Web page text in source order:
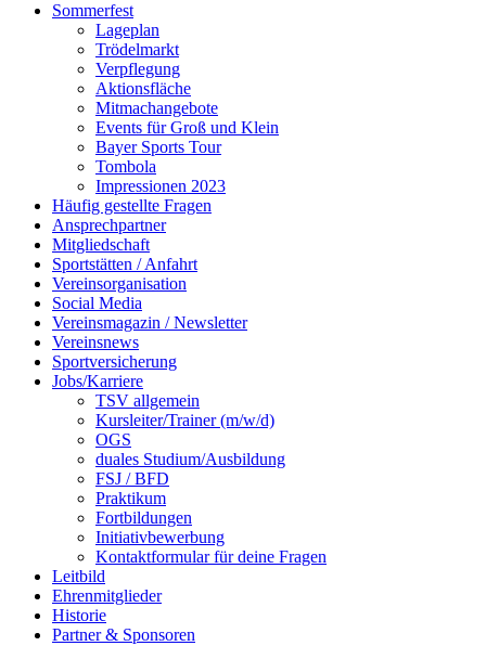
Sommerfest
Lageplan
Trödelmarkt
Verpflegung
Aktionsfläche
Mitmachangebote
Events für Groß und Klein
Bayer Sports Tour
Tombola
Impressionen 2023
Häufig gestellte Fragen
Ansprechpartner
Mitgliedschaft
Sportstätten / Anfahrt
Vereinsorganisation
Social Media
Vereinsmagazin / Newsletter
Vereinsnews
Sportversicherung
Jobs/Karriere
TSV allgemein
Kursleiter/Trainer (m/w/d)
OGS
duales Studium/Ausbildung
FSJ / BFD
Praktikum
Fortbildungen
Initiativbewerbung
Kontaktformular für deine Fragen
Leitbild
Ehrenmitglieder
Historie
Partner & Sponsoren